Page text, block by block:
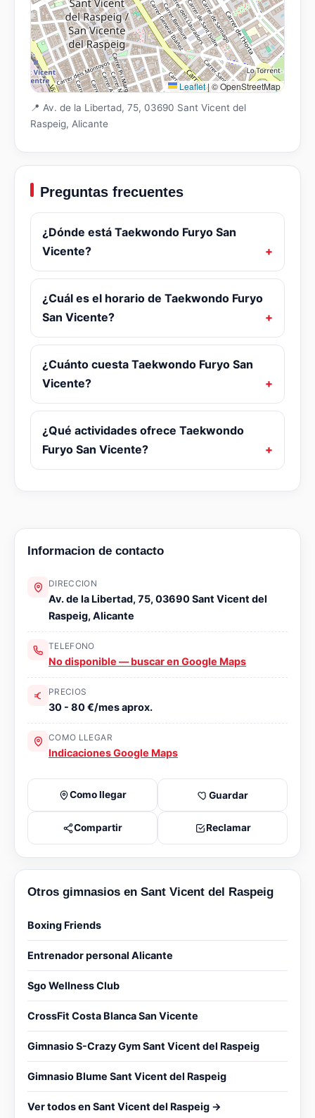
Leaflet|© OpenStreetMap
📍 Av. de la Libertad, 75, 03690 Sant Vicent del
Raspeig, Alicante
Preguntas frecuentes
¿Dónde está Taekwondo Furyo San
Vicente?
¿Cuál es el horario de Taekwondo Furyo
San Vicente?
¿Cuánto cuesta Taekwondo Furyo San
Vicente?
¿Qué actividades ofrece Taekwondo
Furyo San Vicente?
Informacion de contacto
DIRECCION
Av. de la Libertad, 75, 03690 Sant Vicent del
Raspeig, Alicante
TELEFONO
No disponible — buscar en Google Maps
PRECIOS
30 - 80 €/mes aprox.
COMO LLEGAR
Indicaciones Google Maps
Como llegar Guardar
Compartir Reclamar
Otros gimnasios en Sant Vicent del Raspeig
Boxing Friends
Entrenador personal Alicante
Sgo Wellness Club
CrossFit Costa Blanca San Vicente
Gimnasio S-Crazy Gym Sant Vicent del Raspeig
Gimnasio Blume Sant Vicent del Raspeig
Ver todos en Sant Vicent del Raspeig →